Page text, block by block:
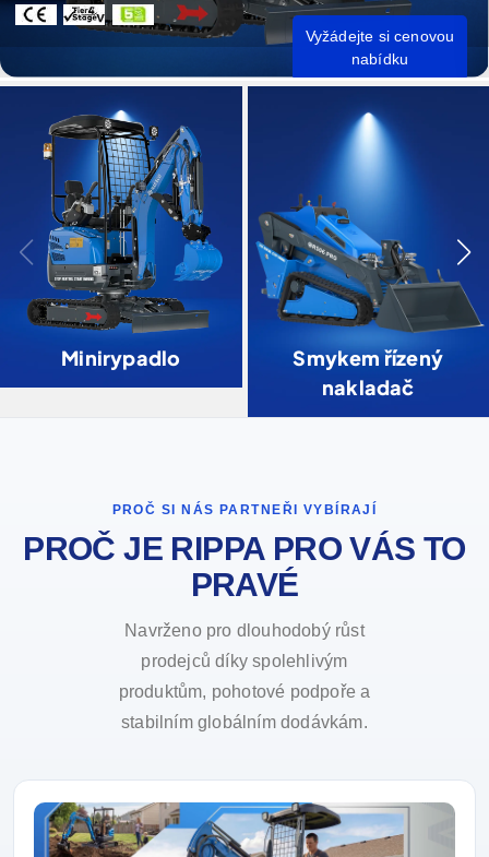
Vyžádejte si cenovou
nabídku
Minirypadlo
Smykem řízený
nakladač
PROČ SI NÁS PARTNEŘI VYBÍRAJÍ
PROČ JE RIPPA PRO VÁS TO
PRAVÉ
Navrženo pro dlouhodobý růst
prodejců díky spolehlivým
produktům, pohotové podpoře a
stabilním globálním dodávkám.